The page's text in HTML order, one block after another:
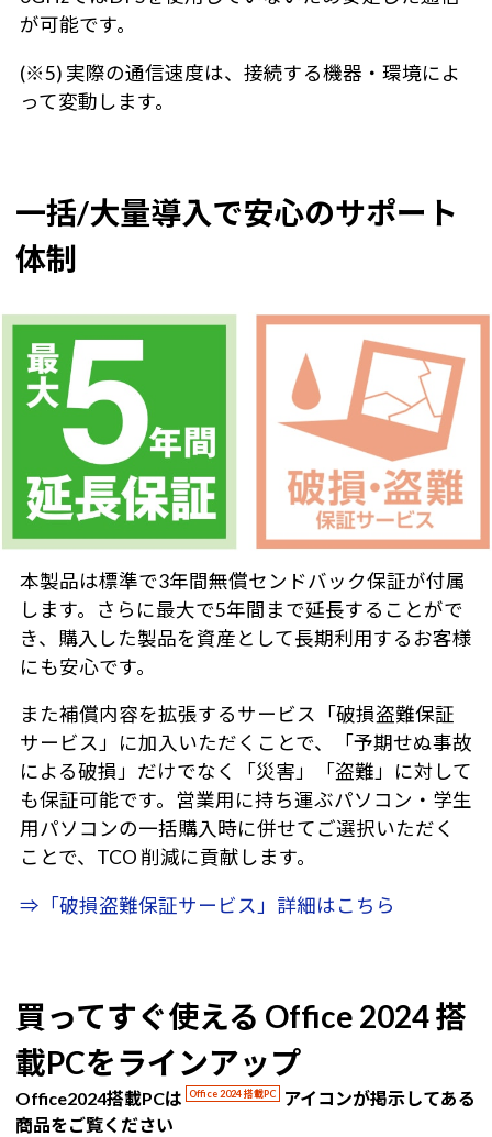
が可能です。
(※5) 実際の通信速度は、接続する機器・環境によ
って変動します。
一括/大量導入で安心のサポート
体制
本製品は標準で3年間無償センドバック保証が付属
します。さらに最大で5年間まで延長することがで
き、購入した製品を資産として長期利用するお客様
にも安心です。
また補償内容を拡張するサービス「破損盗難保証
サービス」に加入いただくことで、「予期せぬ事故
による破損」だけでなく「災害」「盗難」に対して
も保証可能です。営業用に持ち運ぶパソコン・学生
用パソコンの一括購入時に併せてご選択いただく
ことで、TCO 削減に貢献します。
⇒「破損盗難保証サービス」詳細はこちら
買ってすぐ使える Office 2024 搭
載PCをラインアップ
Office2024搭載PCは Office 2024 搭載PC
アイコンが掲示してある
商品をご覧ください